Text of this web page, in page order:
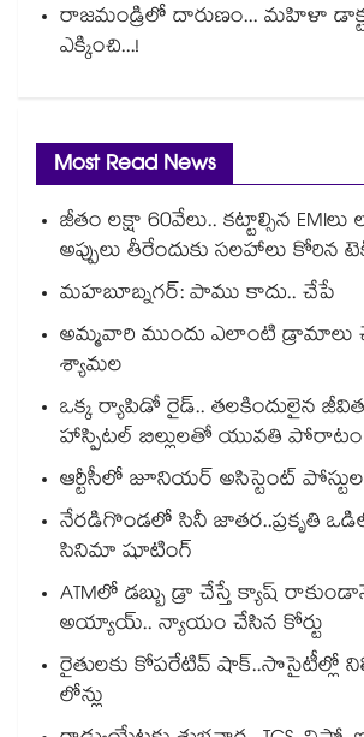
రాజమండ్రిలో దారుణం... మహిళా
ఎక్కించి...!
Most Read News
జీతం లక్షా 60వేలు.. కట్టాల్సిన EMIలు
అప్పులు తీరేందుకు సలహాలు కోరిన
మహబూబ్నగర్: పాము కాదు.. చేపే
అమ్మవారి ముందు ఎలాంటి
శ్యామల
ఒక్క ర్యాపిడో రైడ్.. తలకిందులైన
హాస్పిటల్ బిల్లులతో యువతి పోరాటం
ఆర్టీసీలో జూనియర్ అసిస్టెంట్‌‌ పోస్టుల
నేరడిగొండలో సినీ జాతర..ప్రకృతి
సినిమా షూటింగ్
ATMలో డబ్బు డ్రా చేస్తే క్యాష్
అయ్యాయ్.. న్యాయం చేసిన కోర్టు
రైతులకు కోపరేటివ్ షాక్..సొసైటీల్లో
లోన్లు